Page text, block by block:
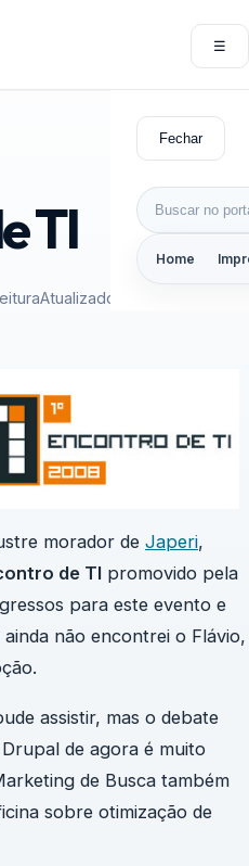
☰
Fechar
Buscar por:
Home
TI
Atualizado em 02/12/2008
morador de Japeri,
de TI promovido pela
para este evento e
não encontrei o Flávio,
ão.
assistir, mas o debate
de agora é muito
de Busca também
sobre otimização de